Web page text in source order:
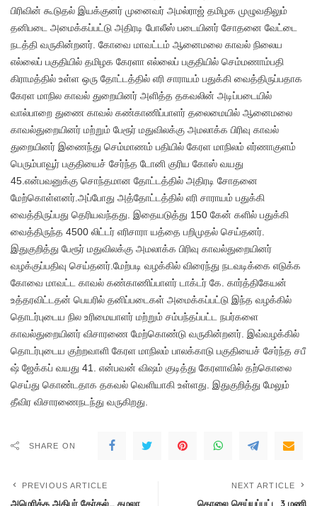
பிரிவின் கூடுதல் இயக்குனர் முனைவர் அமல்ராஜ் தமிழக முழுவதிலும்
தனிபடை அமைக்கப்பட்டு அதிரடி போலீஸ் படையினர் சோதனை வேட்டை
நடத்தி வருகின்றனர். கோவை மாவட்டம் ஆனைமலை காவல் நிலைய
எல்லைப் பகுதியில் தமிழக கேரளா எல்லைப் பகுதியில் செம்மணாம்பதி
கிராமத்தில் உள்ள ஒரு தோட்டத்தில் எரி சாராயம் பதுக்கி வைத்திருப்பதாக
கேரள மாநில காவல் துறையினர் அளித்த தகவலின் அடிப்படையில்
வால்பாறை துணை காவல் கண்காணிப்பாளர் தலைமையில் ஆனைமலை
காவல்துறையினர் மற்றும் பேரூர் மதுவிலக்கு அமலாக்க பிரிவு காவல்
துறையினர் இணைந்து செம்மாணம் பதியில் கேரள மாநிலம் எர்ணாகுளம்
பெரும்பாவூர் பகுதியைச் சேர்ந்த டோனி குரிய கோஸ் வயது
45.என்பவனுக்கு சொந்தமான தோட்டத்தில் அதிரடி சோதனை
மேற்கொள்ளனர்.அப்போது அத்தோட்டத்தில் எரி சாராயம் பதுக்கி
வைத்திருப்பது தெரியவந்தது. இதையடுத்து 150 கேன் களில் பதுக்கி
வைத்திருந்த 4500 லிட்டர் எரிசாரா யத்தை பறிமுதல் செய்தனர்.
இதுகுறித்து பேரூர் மதுவிலக்கு அமலாக்க பிரிவு காவல்துறையினர்
வழக்குப்பதிவு செய்தனர்.மேற்படி வழக்கில் விரைந்து நடவடிக்கை எடுக்க
கோவை மாவட்ட காவல் கண்காணிப்பாளர் டாக்டர் கே. கார்த்திகேயன்
உத்தரவிட்டதன் பெயரில் தனிப்படைகள் அமைக்கப்பட்டு இந்த வழக்கில்
தொடர்புடைய நில உரிமையாளர் மற்றும் சம்பந்தப்பட்ட நபர்களை
காவல்துறையினர் விசாரணை மேற்கொண்டு வருகின்றனர். இவ்வழக்கில்
தொடர்புடைய குற்றவாளி கேரள மாநிலம் பாலக்காடு பகுதியைச் சேர்ந்த சபீ
ஷ் ஜேக்கப் வயது 41. என்பவன் விஷம் குடித்து கேரளாவில் தற்கொலை
செய்து கொண்டதாக தகவல் வெளியாகி உள்ளது. இதுகுறித்து மேலும்
தீவிர விசாரணைநடந்து வருகிறது.
SHARE ON
PREVIOUS ARTICLE
அமெரிக்க அதிபர் தேர்தல்… கமலா
NEXT ARTICLE
கொலை செய்யப்பட்ட 3 மணி